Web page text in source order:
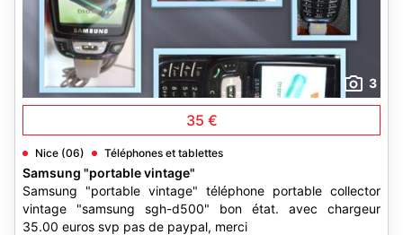
3
35 €
Nice (06) Téléphones et tablettes
Samsung "portable vintage"
Samsung "portable vintage" téléphone portable collector
vintage "samsung sgh-d500" bon état. avec chargeur
35.00 euros svp pas de paypal, merci